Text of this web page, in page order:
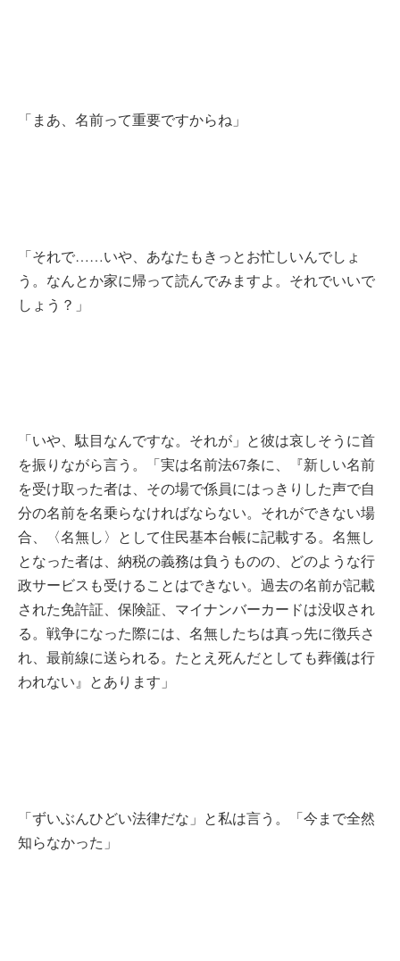
「まあ、名前って重要ですからね」
「それで……いや、あなたもきっとお忙しいんでしょ
う。なんとか家に帰って読んでみますよ。それでいいで
しょう？」
「いや、駄目なんですな。それが」と彼は哀しそうに首
を振りながら言う。「実は名前法67条に、『新しい名前
を受け取った者は、その場で係員にはっきりした声で自
分の名前を名乗らなければならない。それができない場
合、〈名無し〉として住民基本台帳に記載する。名無し
となった者は、納税の義務は負うものの、どのような行
政サービスも受けることはできない。過去の名前が記載
された免許証、保険証、マイナンバーカードは没収され
る。戦争になった際には、名無したちは真っ先に徴兵さ
れ、最前線に送られる。たとえ死んだとしても葬儀は行
われない』とあります」
「ずいぶんひどい法律だな」と私は言う。「今まで全然
知らなかった」